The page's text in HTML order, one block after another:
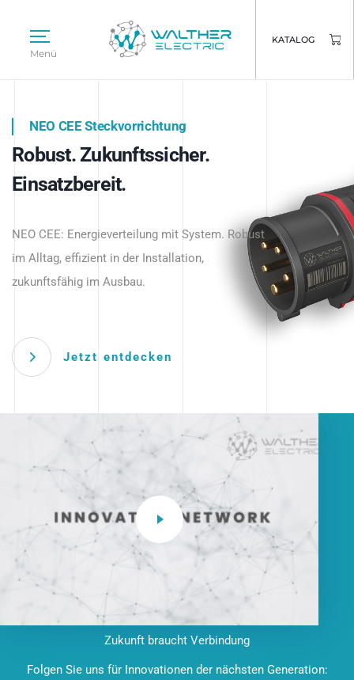
Menü
KATALOG
Intelligente Stromverteilung
beginnt hier.
NEO CEE Steckvorrichtung
Robust. Zukunftssicher.
Einsatzbereit.
NEO CEE: Energieverteilung mit System. Robust
im Alltag, effizient in der Installation,
zukunftsfähig im Ausbau.
Jetzt entdecken
Intelligenz trifft Energie.
Anwendungen – robust, IP-geschützt und
zukunftsfähig.
Zukunft braucht Verbindung
Folgen Sie uns für Innovationen der nächsten Generation: